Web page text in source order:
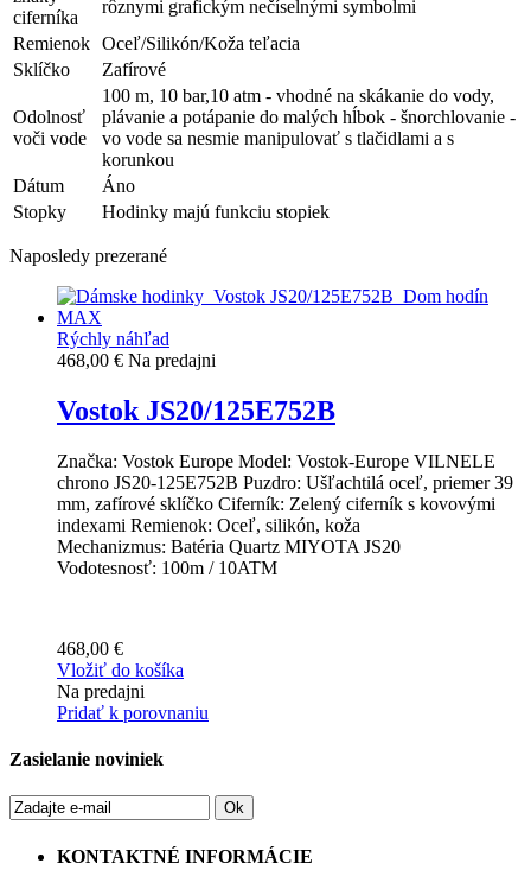
ciferníka
rôznymi grafickým nečíselnými symbolmi
Remienok Oceľ/Silikón/Koža teľacia
Sklíčko
Zafírové
Odolnosť
voči vode
100 m, 10 bar,10 atm - vhodné na skákanie do vody,
plávanie a potápanie do malých hĺbok - šnorchlovanie -
vo vode sa nesmie manipulovať s tlačidlami a s
korunkou
Dátum
Áno
Stopky
Hodinky majú funkciu stopiek
Naposledy prezerané
Rýchly náhľad
468,00 € Na predajni
Vostok JS20/125E752B
Značka: Vostok Europe Model: Vostok-Europe VILNELE
chrono JS20-125E752B Puzdro: Ušľachtilá oceľ, priemer 39
mm, zafírové sklíčko Ciferník: Zelený ciferník s kovovými
indexami Remienok: Oceľ, silikón, koža
Mechanizmus: Batéria Quartz MIYOTA JS20
Vodotesnosť: 100m / 10ATM
468,00 €
Vložiť do košíka
Na predajni
Pridať k porovnaniu
Zasielanie noviniek
Ok
KONTAKTNÉ INFORMÁCIE